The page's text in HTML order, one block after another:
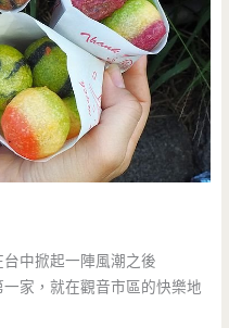
台中掀起一陣風潮之後
家，就在觀音市區的快樂地